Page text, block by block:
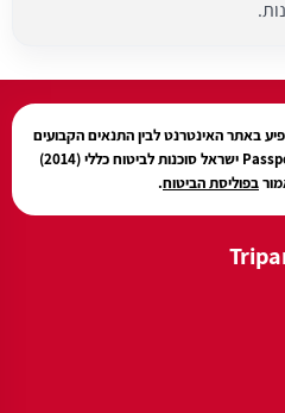
באתר האינטרנט לבין התנאים הקבועים
בפוליסת הביטוח של חברת PassportCard ישראל סוכנות לביטוח כללי (2014)
בפוליסת הביטוח.